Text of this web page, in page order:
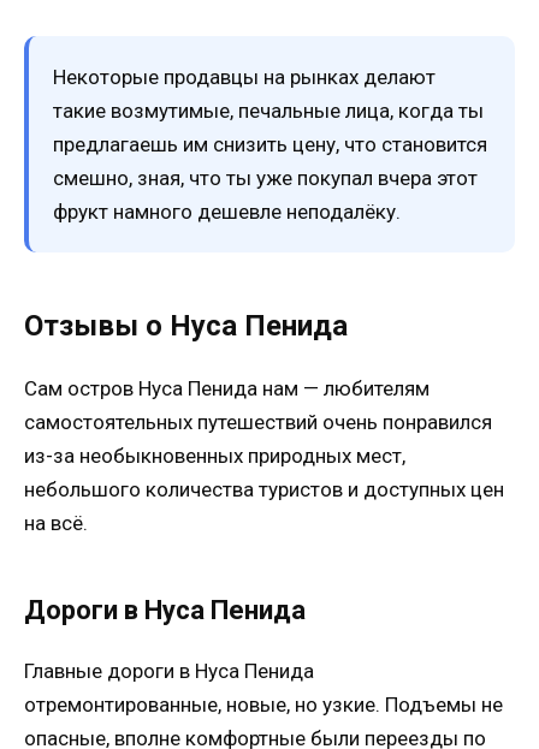
Некоторые продавцы на рынках делают
такие возмутимые, печальные лица, когда ты
предлагаешь им снизить цену, что становится
смешно, зная, что ты уже покупал вчера этот
фрукт намного дешевле неподалёку.
Отзывы о Нуса Пенида
Сам остров Нуса Пенида нам — любителям
самостоятельных путешествий очень понравился
из-за необыкновенных природных мест,
небольшого количества туристов и доступных цен
на всё.
Дороги в Нуса Пенида
Главные дороги в Нуса Пенида
отремонтированные, новые, но узкие. Подъемы не
опасные, вполне комфортные были переезды по